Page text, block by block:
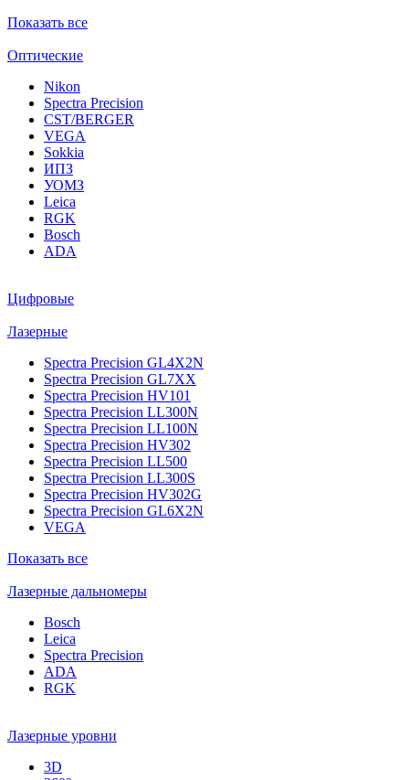
Показать все
Оптические
Nikon
Spectra Precision
CST/BERGER
VEGA
Sokkia
ИПЗ
УОМЗ
Leica
RGK
Bosch
ADA
Цифровые
Лазерные
Spectra Precision GL4X2N
Spectra Precision GL7XX
Spectra Precision HV101
Spectra Precision LL300N
Spectra Precision LL100N
Spectra Precision HV302
Spectra Precision LL500
Spectra Precision LL300S
Spectra Precision HV302G
Spectra Precision GL6X2N
VEGA
Показать все
Лазерные дальномеры
Bosch
Leica
Spectra Precision
ADA
RGK
Лазерные уровни
3D